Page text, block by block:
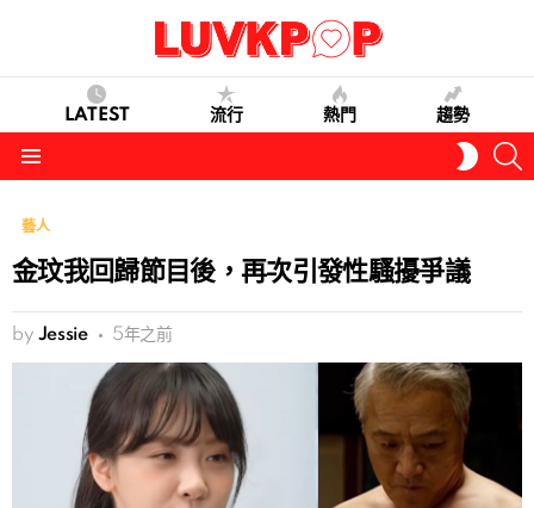
LATEST 流行 熱門 趨勢
SKIN
藝人
金玟我回歸節目後，再次引發性騷擾爭議
by Jessie 5年之前